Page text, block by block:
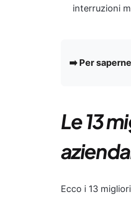
interruzioni
➡️ Per
Le 13
Ecco i 13